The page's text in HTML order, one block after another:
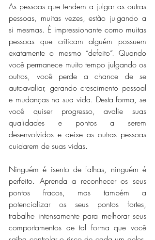
As pessoas que tendem a julgar as outras
pessoas, muitas vezes, estão julgando a
si mesmas. É impressionante como muitas
pessoas que criticam alguém possuem
exatamente o mesmo “defeito”. Quando
você permanece muito tempo julgando os
outros, você perde a chance de se
autoavaliar, gerando crescimento pessoal
e mudanças na sua vida. Desta forma, se
você quiser progresso, avalie suas
qualidades e pontos a serem
desenvolvidos e deixe as outras pessoas
cuidarem de suas vidas.
Ninguém é isento de falhas, ninguém é
perfeito. Aprenda a reconhecer os seus
pontos fracos, mas também a
potencializar os seus pontos fortes,
trabalhe intensamente para melhorar seus
comportamentos de tal forma que você